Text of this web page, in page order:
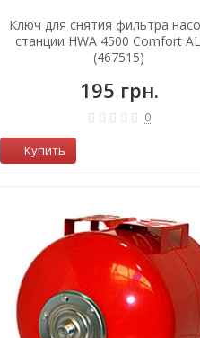
Ключ для снятия фильтра
станции HWA 4500 Comfort
(467515)
195 грн.
0
Купить